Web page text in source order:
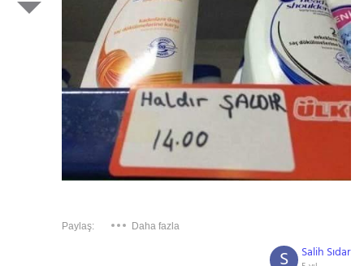
Paylaş: Daha fazla
Salih Sıdar
S